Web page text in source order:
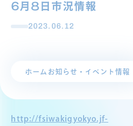
6月8日市況情報
2023.06.12
ホーム お知らせ・イベント情報
http://fsiwakigyokyo.jf-